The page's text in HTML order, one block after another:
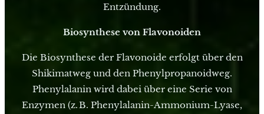
Entzündung.
Biosynthese von Flavonoiden
Die Biosynthese der Flavonoide erfolgt über den
Shikimatweg und den Phenylpropanoidweg.
Phenylalanin wird dabei über eine Serie von
Enzymen (z. B. Phenylalanin-Ammonium-Lyase,